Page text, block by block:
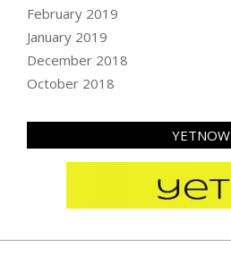
February 2019
January 2019
December 2018
October 2018
YETNOW